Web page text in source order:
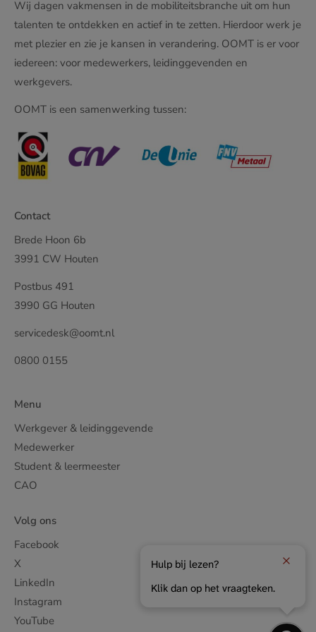
Wij dagen vakmensen in de mobiliteitsbranche uit om hun
talenten te ontdekken en actief in te zetten. Hierdoor werk je
met plezier en zie je kansen in verandering. OOMT is er voor
iedereen: voor medewerkers, leidinggevenden en
werkgevers.
OOMT is een samenwerking tussen:
Contact
Brede Hoon 6b
3991 CW Houten
Postbus 491
3990 GG Houten
servicedesk@oomt.nl
0800 0155
Menu
Werkgever & leidinggevende
Medewerker
Student & leermeester
CAO
Volg ons
Facebook
X
LinkedIn
Instagram
YouTube
Hulp bij lezen?
Klik dan op het vraagteken.